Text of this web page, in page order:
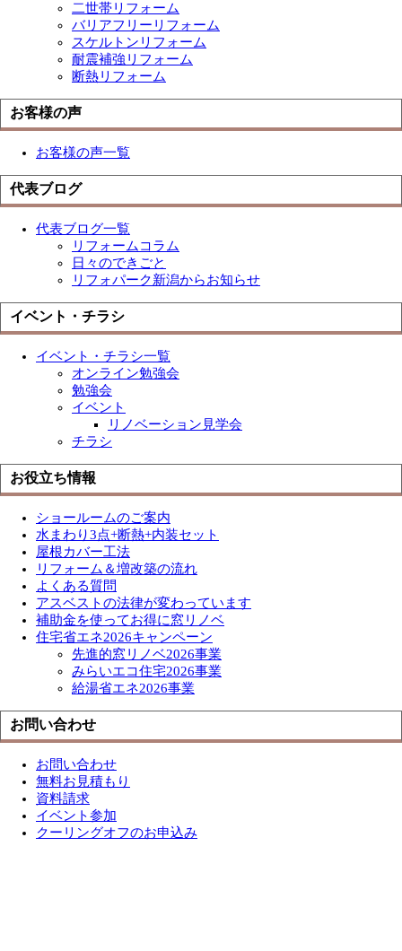
二世帯リフォーム
バリアフリーリフォーム
スケルトンリフォーム
耐震補強リフォーム
断熱リフォーム
お客様の声
お客様の声一覧
代表ブログ
代表ブログ一覧
リフォームコラム
日々のできごと
リフォパーク新潟からお知らせ
イベント・チラシ
イベント・チラシ一覧
オンライン勉強会
勉強会
イベント
リノベーション見学会
チラシ
お役立ち情報
ショールームのご案内
水まわり3点+断熱+内装セット
屋根カバー工法
リフォーム＆増改築の流れ
よくある質問
アスベストの法律が変わっています
補助金を使ってお得に窓リノベ
住宅省エネ2026キャンペーン
先進的窓リノベ2026事業
みらいエコ住宅2026事業
給湯省エネ2026事業
お問い合わせ
お問い合わせ
無料お見積もり
資料請求
イベント参加
クーリングオフのお申込み